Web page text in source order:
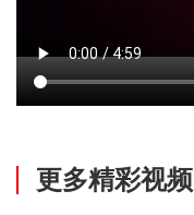
更多精彩视频